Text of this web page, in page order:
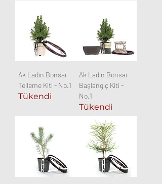
Ak Ladin Bonsai
Telleme Kiti - No.1
Tükendi
Ak Ladin Bonsai
Başlangıç Kiti -
No.1
Tükendi